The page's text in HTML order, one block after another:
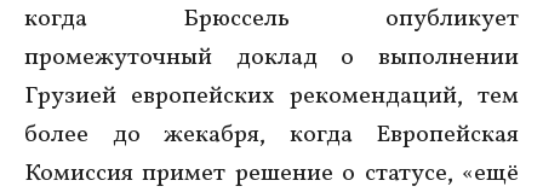
когда Брюссель опубликует
промежуточный доклад о выполнении
Грузией европейских рекомендаций, тем
более до жекабря, когда Европейская
Комиссия примет решение о статусе, «ещё